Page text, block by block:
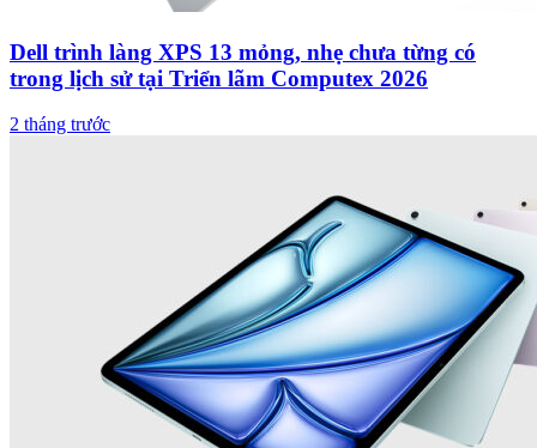
Dell trình làng XPS 13 mỏng, nhẹ chưa từng có
trong lịch sử tại Triển lãm Computex 2026
2 tháng trước